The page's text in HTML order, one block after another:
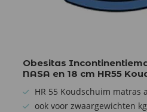
Obesitas
NASA en 18 cm HR55
HR 55 Koudschuim matras
ook voor zwaargewichten